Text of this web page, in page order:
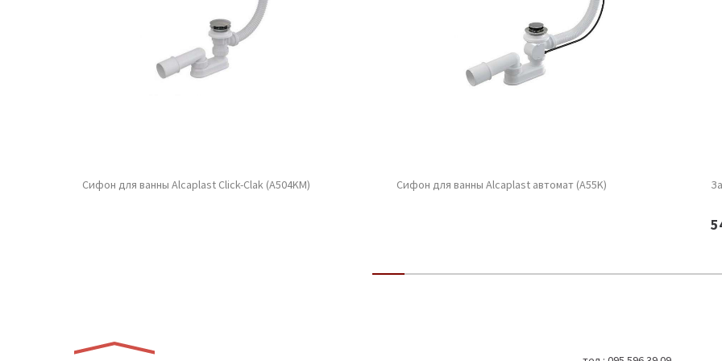
Сифон для ванны Alcaplast Click-Clak (A504KM) Сифон для ванны Alcaplast автомат (A55K)